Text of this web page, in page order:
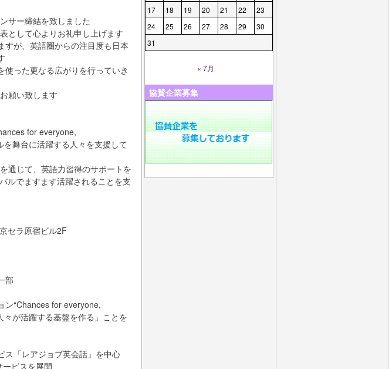
サー締結を致しました
として心よりお礼申し上げます
すが、英語圏からの注目度も日本
った更なる広がりを行っていき
願い致します
for everyone,
舞台に活躍する人々を支援して
通じて、英語力習得のサポートを
ルでますます活躍されることを支
セラ原宿ビル2F
部
ン“Chances for everyone,
が活躍する基盤を作る」ことを
ス「レアジョブ英会話」を中心
ービスを展開
17
18 19 20 21 22
23
24
25 26 27 28 29
30
31
« 7月
協賛企業募集